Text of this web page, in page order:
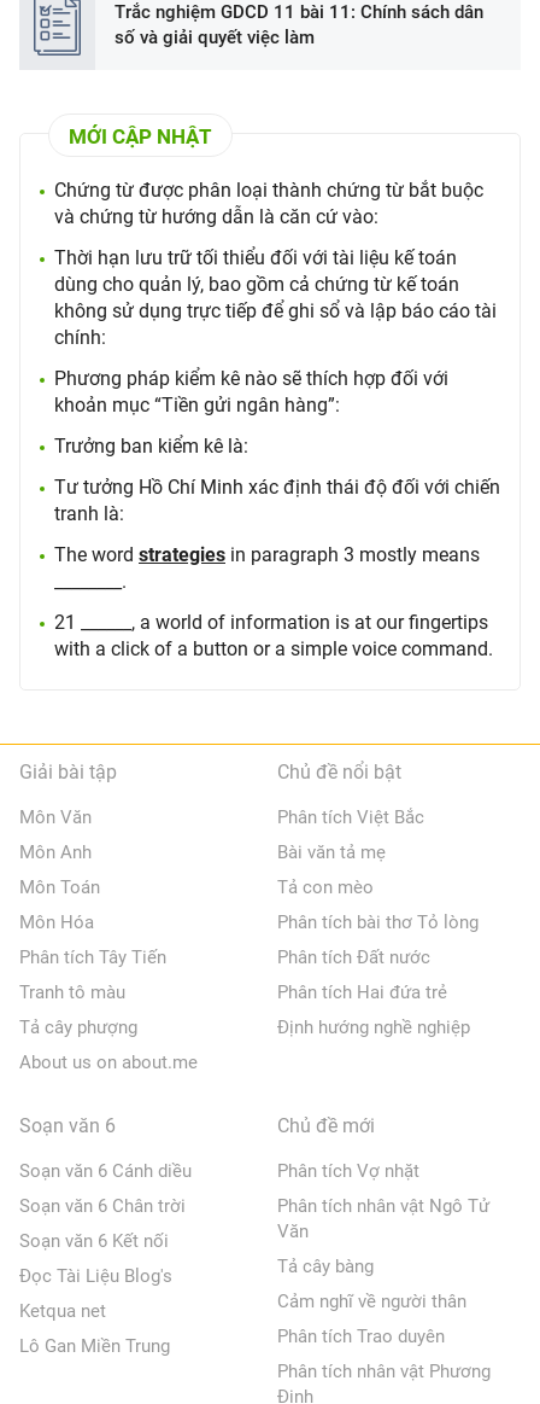
Trắc nghiệm GDCD 11 bài 11: Chính sách dân
số và giải quyết việc làm
MỚI CẬP NHẬT
Chứng từ được phân loại thành chứng từ bắt buộc
và chứng từ hướng dẫn là căn cứ vào:
Thời hạn lưu trữ tối thiểu đối với tài liệu kế toán
dùng cho quản lý, bao gồm cả chứng từ kế toán
không sử dụng trực tiếp để ghi sổ và lập báo cáo tài
chính:
Phương pháp kiểm kê nào sẽ thích hợp đối với
khoản mục “Tiền gửi ngân hàng”:
Trưởng ban kiểm kê là:
Tư tưởng Hồ Chí Minh xác định thái độ đối với chiến
tranh là:
The word strategies in paragraph 3 mostly means
________.
21 ______, a world of information is at our fingertips
with a click of a button or a simple voice command.
Giải bài tập
Môn Văn
Môn Anh
Môn Toán
Môn Hóa
Phân tích Tây Tiến
Tranh tô màu
Tả cây phượng
About us on about.me
Chủ đề nổi bật
Phân tích Việt Bắc
Bài văn tả mẹ
Tả con mèo
Phân tích bài thơ Tỏ lòng
Phân tích Đất nước
Phân tích Hai đứa trẻ
Định hướng nghề nghiệp
Soạn văn 6
Soạn văn 6 Cánh diều
Soạn văn 6 Chân trời
Soạn văn 6 Kết nối
Đọc Tài Liệu Blog's
Ketqua net
Lô Gan Miền Trung
Chủ đề mới
Phân tích Vợ nhặt
Phân tích nhân vật Ngô Tử
Văn
Tả cây bàng
Cảm nghĩ về người thân
Phân tích Trao duyên
Phân tích nhân vật Phương
Định